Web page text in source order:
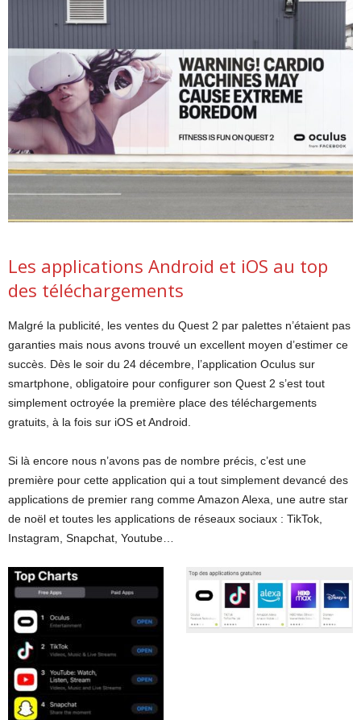
Les applications Android et iOS au top
des téléchargements
Malgré la publicité, les ventes du Quest 2 par palettes n’étaient pas
garanties mais nous avons trouvé un excellent moyen d’estimer ce
succès. Dès le soir du 24 décembre, l’application Oculus sur
smartphone, obligatoire pour configurer son Quest 2 s’est tout
simplement octroyée la première place des téléchargements
gratuits, à la fois sur iOS et Android.
Si là encore nous n’avons pas de nombre précis, c’est une
première pour cette application qui a tout simplement devancé des
applications de premier rang comme Amazon Alexa, une autre star
de noël et toutes les applications de réseaux sociaux : TikTok,
Instagram, Snapchat, Youtube…